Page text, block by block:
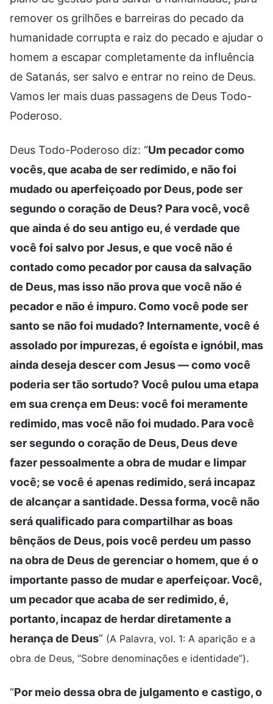
remover os grilhões e barreiras do pecado da
humanidade corrupta e raiz do pecado e ajudar o
homem a escapar completamente da influência
de Satanás, ser salvo e entrar no reino de Deus.
Vamos ler mais duas passagens de Deus Todo-
Poderoso.
Deus Todo-Poderoso diz: “Um pecador como
vocês, que acaba de ser redimido, e não foi
mudado ou aperfeiçoado por Deus, pode ser
segundo o coração de Deus? Para você, você
que ainda é do seu antigo eu, é verdade que
você foi salvo por Jesus, e que você não é
contado como pecador por causa da salvação
de Deus, mas isso não prova que você não é
pecador e não é impuro. Como você pode ser
santo se não foi mudado? Internamente, você é
assolado por impurezas, é egoísta e ignóbil, mas
ainda deseja descer com Jesus — como você
poderia ser tão sortudo? Você pulou uma etapa
em sua crença em Deus: você foi meramente
redimido, mas você não foi mudado. Para você
ser segundo o coração de Deus, Deus deve
fazer pessoalmente a obra de mudar e limpar
você; se você é apenas redimido, será incapaz
de alcançar a santidade. Dessa forma, você não
será qualificado para compartilhar as boas
bênçãos de Deus, pois você perdeu um passo
na obra de Deus de gerenciar o homem, que é o
importante passo de mudar e aperfeiçoar. Você,
um pecador que acaba de ser redimido, é,
portanto, incapaz de herdar diretamente a
herança de Deus” (A Palavra, vol. 1: A aparição e a
obra de Deus, “Sobre denominações e identidade”).
“Por meio dessa obra de julgamento e castigo, o